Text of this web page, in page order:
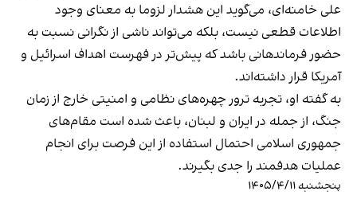
علی خامنه‌ای، می‌گوید این هشدار لزوما به معنای وجود
اطلاعات قطعی نیست، بلکه می‌تواند ناشی از نگرانی نسبت به
حضور فرماندهانی باشد که پیش‌تر در فهرست اهداف اسرائیل و
آمریکا قرار داشته‌اند.
به گفته او، تجربه ترور چهره‌های نظامی و امنیتی خارج از زمان
جنگ، از جمله در ایران و لبنان، باعث شده است مقام‌های
جمهوری اسلامی احتمال استفاده از این فرصت برای انجام
عملیات هدفمند را جدی بگیرند.
پنجشنبه ۱۴۰۵/۴/۱۱